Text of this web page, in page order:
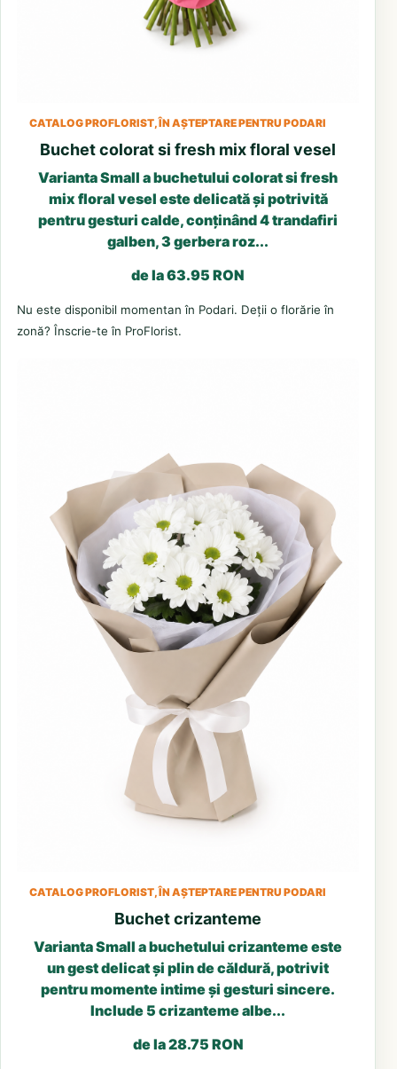
CATALOG PROFLORIST, ÎN AȘTEPTARE PENTRU PODARI
Buchet colorat si fresh mix floral vesel
Varianta Small a buchetului colorat si fresh
mix floral vesel este delicată și potrivită
pentru gesturi calde, conținând 4 trandafiri
galben, 3 gerbera roz...
de la 63.95 RON
Nu este disponibil momentan în Podari. Deții o florărie în
zonă? Înscrie-te în ProFlorist.
CATALOG PROFLORIST, ÎN AȘTEPTARE PENTRU PODARI
Buchet crizanteme
Varianta Small a buchetului crizanteme este
un gest delicat și plin de căldură, potrivit
pentru momente intime și gesturi sincere.
Include 5 crizanteme albe...
de la 28.75 RON